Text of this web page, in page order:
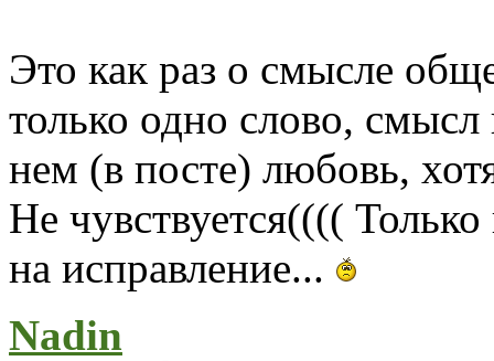
Это как раз о смысле
только одно слово,
нем (в посте) любовь,
Не чувствуется((((
на исправление...
Nadin